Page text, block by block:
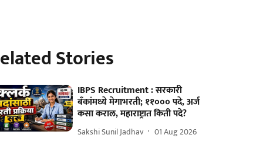
Stories
IBPS Recruitment : सरकारी
बँकांमध्ये मेगाभरती; ११००० पदे, अर्ज
कसा कराल, महाराष्ट्रात किती पदे?
Sakshi Sunil Jadhav 01 Aug 2026